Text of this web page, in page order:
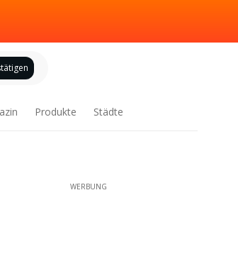
Produkte Städte
WERBUNG